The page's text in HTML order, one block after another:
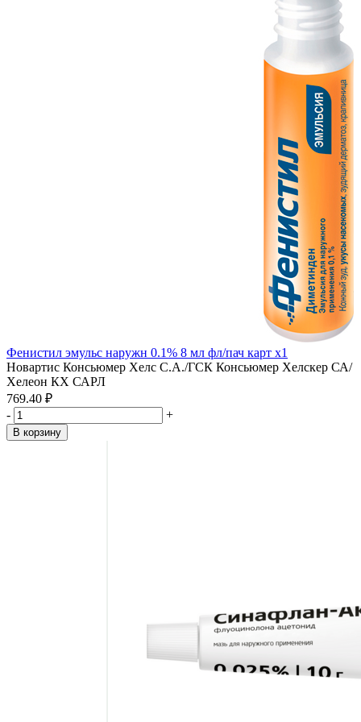
Фенистил эмульс наружн 0.1% 8 мл фл/пач карт x1
Новартис Консьюмер Хелс С.А./ГСК Консьюмер Хелскер СА/
Хелеон КХ САРЛ
769.40 ₽
-
+
В корзину